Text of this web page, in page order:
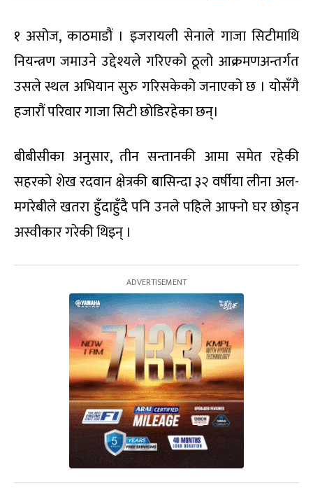
१ असोज, काठमाडौं । इजरायली सेनाले गाजा सिटीमाथि
नियन्त्रण जमाउने उद्देश्यले गरिएको ठूलो आक्रमणअन्तर्गत
उसले स्थल अभियान सुरु गरिसकेको जनाएको छ । योसँगै
हजारौं परिवार गाजा सिटी छोडिरहेका छन्।
बीबीसीका अनुसार, तीन सन्तानकी आमा समेत रहेकी
सहरको शेख रदवान क्षेत्रकी बासिन्दा ३२ वर्षीया लीना अल-
मगरेबीले खतरा हुँदाहुँदै पनि उनले पहिले आफ्नो घर छोड्न
अस्वीकार गरेकी थिइन् ।